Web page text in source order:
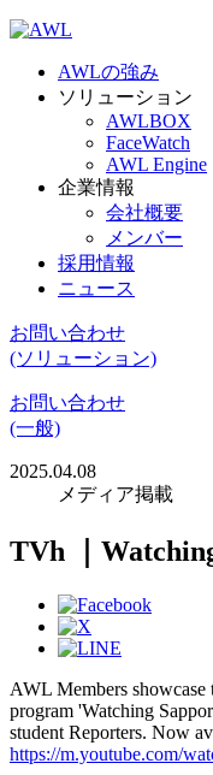
AWLの強み
ソリューション
AWLBOX
FaceWatch
AWL Engine
企業情報
会社概要
メンバー
採用情報
ニュース
お問い合わせ
(ソリューション)
お問い合わせ
(一般)
2025.04.08
メディア掲載
TVh ｜
AWL Members showcase
program 'Watching
student Reporters. Now
https://m.youtube.com/